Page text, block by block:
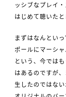
ッシブなプレイ
はじめて聴いたと
まずはなんとい
ポールにマーシ
という、今では
はあるのですが
生したのではな